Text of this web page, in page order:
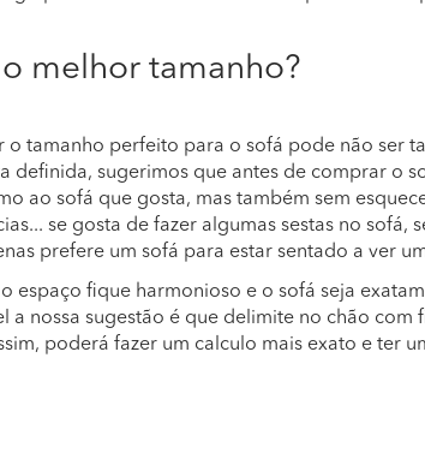
melhor tamanho?
o tamanho perfeito para o sofá pode não ser
definida, sugerimos que antes de comprar o
ao sofá que gosta, mas também sem
se gosta de fazer algumas sestas no sofá,
prefere um sofá para estar sentado a ver
o espaço fique harmonioso e o sofá seja
a nossa sugestão é que delimite no chão com
poderá fazer um calculo mais exato e ter